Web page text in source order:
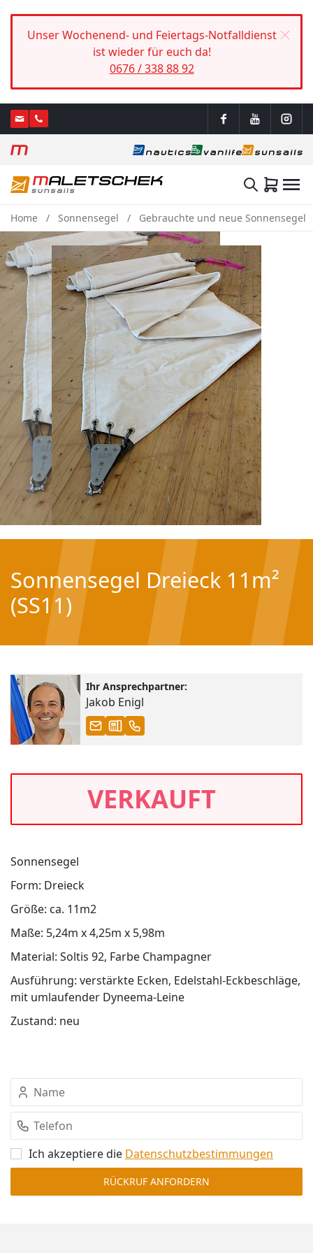
Unser Wochenend- und Feiertags-Notfalldienst
ist wieder für euch da!
0676 / 338 88 92
Home Sonnensegel Gebrauchte und neue Sonnensegel
Sonnensegel Dreieck 11m²
(SS11)
Ihr Ansprechpartner:
Jakob Enigl
VERKAUFT
Sonnensegel
Form: Dreieck
Größe: ca. 11m2
Maße: 5,24m x 4,25m x 5,98m
Material: Soltis 92, Farbe Champagner
Ausführung: verstärkte Ecken, Edelstahl-Eckbeschläge,
mit umlaufender Dyneema-Leine
Zustand: neu
Ich akzeptiere die Datenschutz­bestimmungen